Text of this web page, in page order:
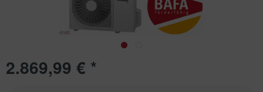
2.869,99 € *